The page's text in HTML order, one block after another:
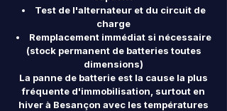
Test de l'alternateur et du circuit de
charge
Remplacement immédiat si nécessaire
(stock permanent de batteries toutes
dimensions)
La panne de batterie est la cause la plus
fréquente d'immobilisation, surtout en
hiver à Besançon avec les températures